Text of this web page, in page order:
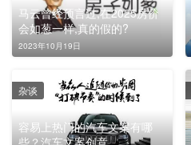
马云曾经预言过,在2025房价
会如葱一样,真的假的?
2023年10月19日
容易上热门的汽车文案有哪
些？汽车文案创意
杂谈